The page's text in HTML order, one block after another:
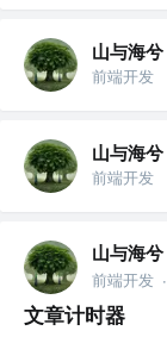
山与海兮
前端开发
山与海兮
前端开发
山与海兮
前端开发 ·
文章计时器